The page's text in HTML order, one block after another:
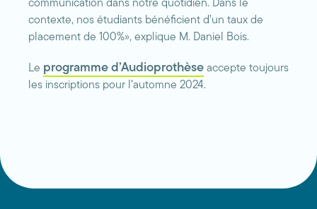
communication dans notre quotidien. Dans le
contexte, nos étudiants bénéficient d’un taux de
placement de 100%», explique M. Daniel Bois.
Le programme d’Audioprothèse accepte toujours
les inscriptions pour l’automne 2024.